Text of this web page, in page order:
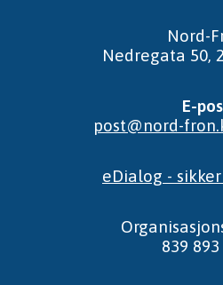
Nord-
Nedregata 50,
E-
post@nord-
eDialog -
839 893